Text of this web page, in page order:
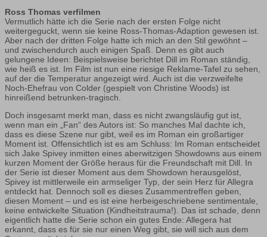
Ross Thomas verfilmen
Vermutlich hätte ich die Serie nach der ersten Folge nicht
weitergeguckt, wenn sie keine Ross-Thomas-Adaption gewesen ist.
Aber nach der dritten Folge hatte ich mich an den Stil gewöhnt –
und zwischendurch auch einigen Spaß. Denn es gibt auch
gelungene Ideen: Beispielsweise berichtet Dill im Roman ständig,
wie heiß es ist. Im Film ist nun eine riesige Reklame-Tafel zu sehen,
auf der die Temperatur angezeigt wird. Auch ist die verzweifelte
Noch-Ehefrau von Colder (gespielt von Christine Woods) ist
hinreißend betrunken-tragisch.
Doch insgesamt merkt man, dass es nicht zwangsläufig gut ist,
wenn man ein „Fan“ des Autors ist: So manches Mal dachte ich,
dass es diese Szene nur gibt, weil es im Roman ein großartiger
Moment ist. Offensichtlich ist es am Schluss: Im Roman entscheidet
sich Jake Spivey inmitten eines aberwitzigen Showdowns aus einem
kurzen Moment der Größe heraus für die Freundschaft mit Dill. In
der Serie ist dieser Moment aus dem Showdown herausgelöst,
Spivey ist mittlerweile ein armseliger Typ, der sein Herz für Allegra
entdeckt hat. Dennoch soll es dieses Zusammentreffen geben,
diesen Moment – und es ist eine herbeigeschriebene sentimentale,
keine entwickelte Situation (Kindheitstrauma!). Das ist schade, denn
eigentlich hatte die Serie schon ein gutes Ende: Allegera hat
erkannt, dass es für sie nur einen Weg gibt, sie will sich aus dem